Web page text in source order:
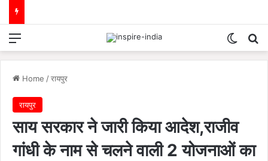
Menu
Home /रायपुर
रायपुर
साय सरकार ने जारी किया आदेश,राजीव
गांधी के नाम से चलने वाली 2 योजनाओं का